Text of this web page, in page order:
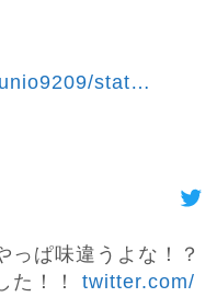
stat…
っぱ味違うよな！？
た！！ twitter.com/